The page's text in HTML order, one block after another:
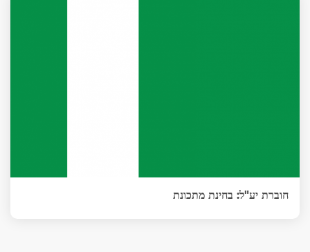
חוברת יע"ל: בחינת מתכונת